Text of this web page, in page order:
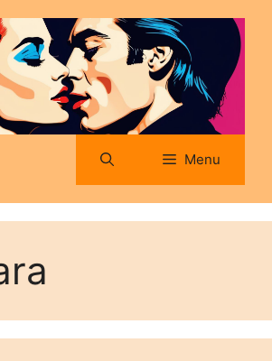
Menu